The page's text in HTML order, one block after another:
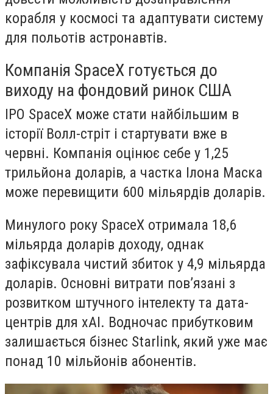
корабля у космосі та адаптувати систему
для польотів астронавтів.
Компанія SpaceX готується до
виходу на фондовий ринок США
IPO SpaceX може стати найбільшим в
історії Волл-стріт і стартувати вже в
червні. Компанія оцінює себе у 1,25
трильйона доларів, а частка Ілона Маска
може перевищити 600 мільярдів доларів.
Минулого року SpaceX отримала 18,6
мільярда доларів доходу, однак
зафіксувала чистий збиток у 4,9 мільярда
доларів. Основні витрати пов’язані з
розвитком штучного інтелекту та дата-
центрів для xAI. Водночас прибутковим
залишається бізнес Starlink, який уже має
понад 10 мільйонів абонентів.